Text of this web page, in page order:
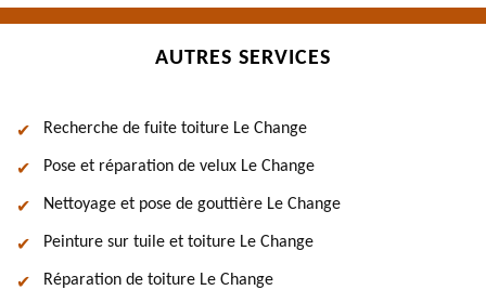
AUTRES SERVICES
Recherche de fuite toiture Le Change
Pose et réparation de velux Le Change
Nettoyage et pose de gouttière Le Change
Peinture sur tuile et toiture Le Change
Réparation de toiture Le Change